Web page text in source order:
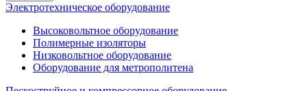
Электротехническое оборудование
Высоковольтное оборудование
Полимерные изоляторы
Низковольтное оборудование
Оборудование для метрополитена